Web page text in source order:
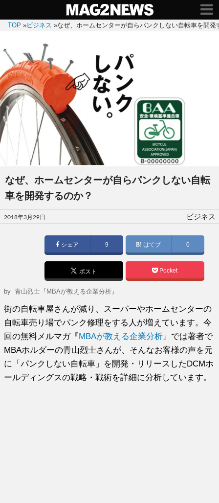
TOP »ビジネス »なぜ、ホームセンターが自らパンクしない自転車を開発
なぜ、ホームセンターが自らパンクしない自転
車を開発するのか？
投
稿
2018年3月29日 ビジネス
シェア 9 はてブ 0
ポスト Pocket
by青山烈士『MBAが教える企業分析』
街の自転車屋さんが減り、スーパーやホームセンターの
自転車売り場でパンク修理をする人が増えています。今
回の無料メルマガ『MBAが教える企業分析 』では著者で
MBAホルダーの青山烈士さんが、そんなお客様の声を元
に「パンクしない自転車」を開発・リリースしたDCMホ
ールディングスの戦略・戦術を詳細に分析しています。